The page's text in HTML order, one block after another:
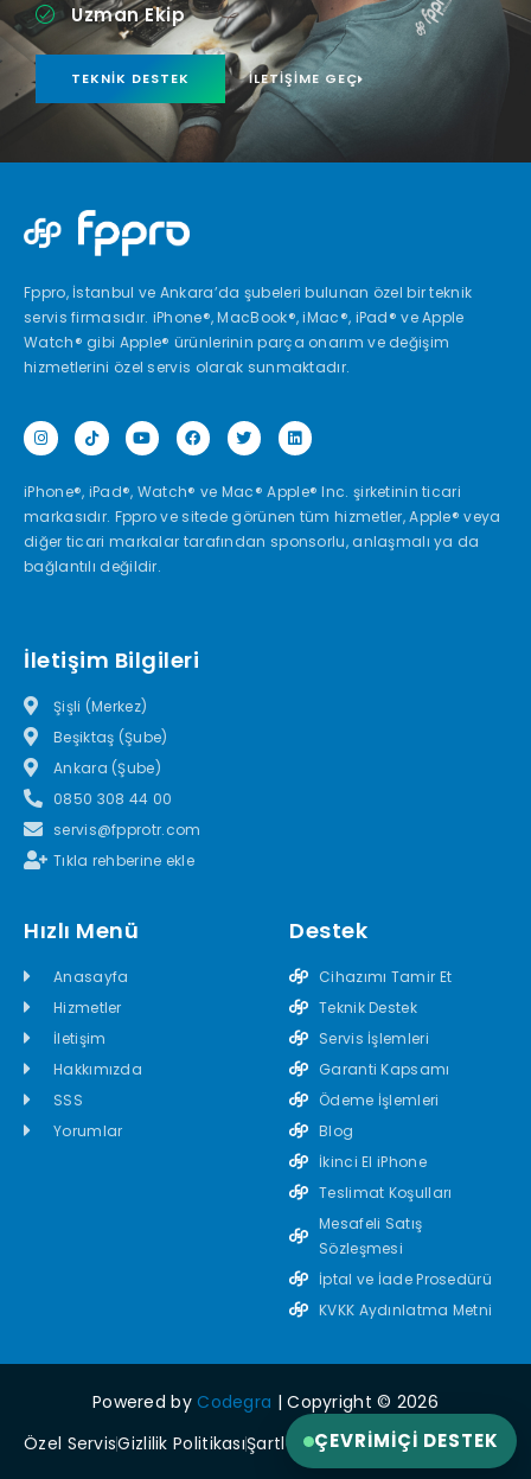
Uzman Ekip
TEKNIK DESTEK İLETIŞIME GEÇ
Fppro, İstanbul ve Ankara’da şubeleri bulunan özel bir teknik
servis firmasıdır. iPhone®, MacBook®, iMac®, iPad® ve Apple
Watch® gibi Apple® ürünlerinin parça onarım ve değişim
hizmetlerini özel servis olarak sunmaktadır.
iPhone®, iPad®, Watch® ve Mac® Apple® Inc. şirketinin ticari
markasıdır. Fppro ve sitede görünen tüm hizmetler, Apple® veya
diğer ticari markalar tarafından sponsorlu, anlaşmalı ya da
bağlantılı değildir.
İletişim Bilgileri
Şişli (Merkez)
Beşiktaş (Şube)
Ankara (Şube)
0850 308 44 00
servis@fpprotr.com
Tıkla rehberine ekle
Hızlı Menü
Anasayfa
Hizmetler
İletişim
Hakkımızda
SSS
Yorumlar
Destek
Cihazımı Tamir Et
Teknik Destek
Servis İşlemleri
Garanti Kapsamı
Ödeme İşlemleri
Blog
İkinci El iPhone
Teslimat Koşulları
Mesafeli Satış
Sözleşmesi
İptal ve İade Prosedürü
KVKK Aydınlatma Metni
Powered byCodegra | Copyright © 2026
Özel ServisGizlilik PolitikasıŞartlar ve Koşullar
ÇEVRIMIÇI DESTEK